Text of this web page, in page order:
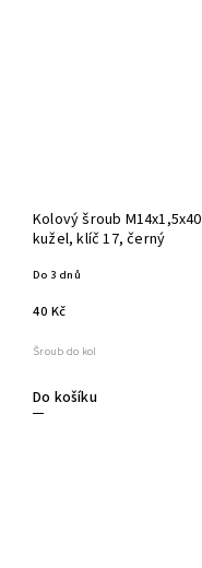
Kolový šroub M14x1,5x40
kužel, klíč 17, černý
Do 3 dnů
40 Kč
Do košíku
Šroub do kol